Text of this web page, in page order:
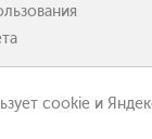
cookie и